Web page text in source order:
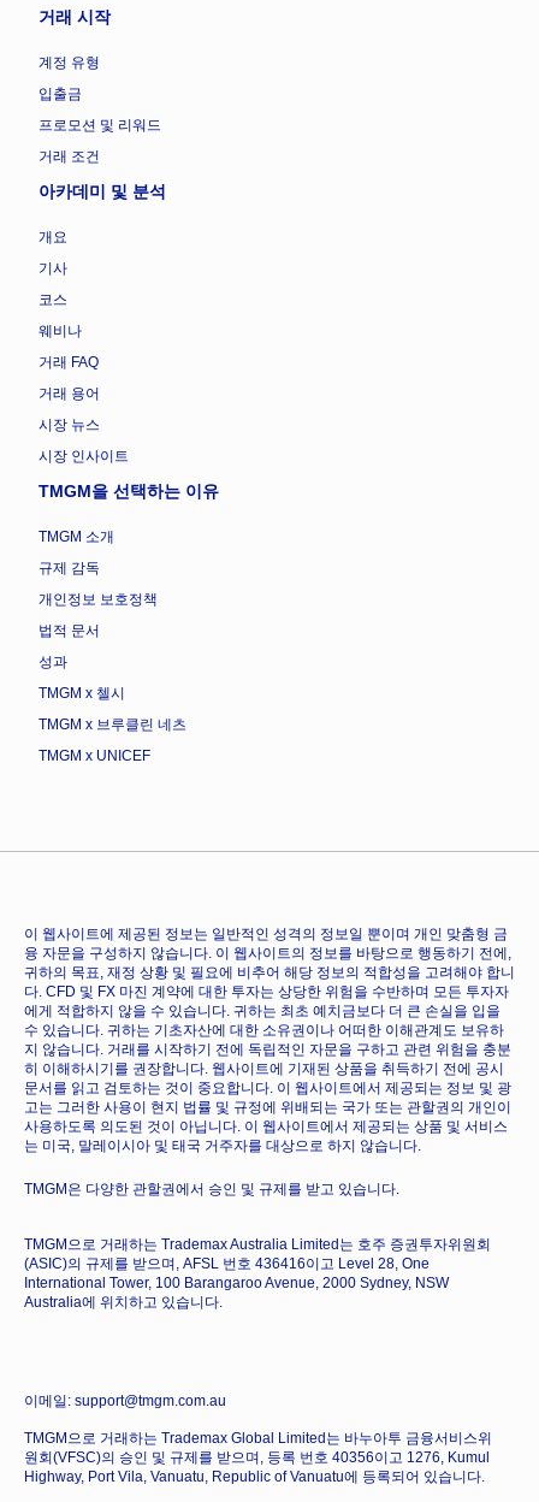
거래 시작
계정 유형
입출금
프로모션 및 리워드
거래 조건
아카데미 및 분석
개요
기사
코스
웨비나
거래 FAQ
거래 용어
시장 뉴스
시장 인사이트
TMGM을 선택하는 이유
TMGM 소개
규제 감독
개인정보 보호정책
법적 문서
성과
TMGM x 첼시
TMGM x 브루클린 네츠
TMGM x UNICEF
이 웹사이트에 제공된 정보는 일반적인 성격의 정보일 뿐이며 개인 맞춤형 금
융 자문을 구성하지 않습니다. 이 웹사이트의 정보를 바탕으로 행동하기 전에,
귀하의 목표, 재정 상황 및 필요에 비추어 해당 정보의 적합성을 고려해야 합니
다. CFD 및 FX 마진 계약에 대한 투자는 상당한 위험을 수반하며 모든 투자자
에게 적합하지 않을 수 있습니다. 귀하는 최초 예치금보다 더 큰 손실을 입을
수 있습니다. 귀하는 기초자산에 대한 소유권이나 어떠한 이해관계도 보유하
지 않습니다. 거래를 시작하기 전에 독립적인 자문을 구하고 관련 위험을 충분
히 이해하시기를 권장합니다. 웹사이트에 기재된 상품을 취득하기 전에 공시
문서를 읽고 검토하는 것이 중요합니다. 이 웹사이트에서 제공되는 정보 및 광
고는 그러한 사용이 현지 법률 및 규정에 위배되는 국가 또는 관할권의 개인이
사용하도록 의도된 것이 아닙니다. 이 웹사이트에서 제공되는 상품 및 서비스
는 미국, 말레이시아 및 태국 거주자를 대상으로 하지 않습니다.
TMGM은 다양한 관할권에서 승인 및 규제를 받고 있습니다.
TMGM으로 거래하는 Trademax Australia Limited는 호주 증권투자위원회
(ASIC)의 규제를 받으며, AFSL 번호 436416이고 Level 28, One
International Tower, 100 Barangaroo Avenue, 2000 Sydney, NSW
Australia에 위치하고 있습니다.
이메일: support@tmgm.com.au
TMGM으로 거래하는 Trademax Global Limited는 바누아투 금융서비스위
원회(VFSC)의 승인 및 규제를 받으며, 등록 번호 40356이고 1276, Kumul
Highway, Port Vila, Vanuatu, Republic of Vanuatu에 등록되어 있습니다.